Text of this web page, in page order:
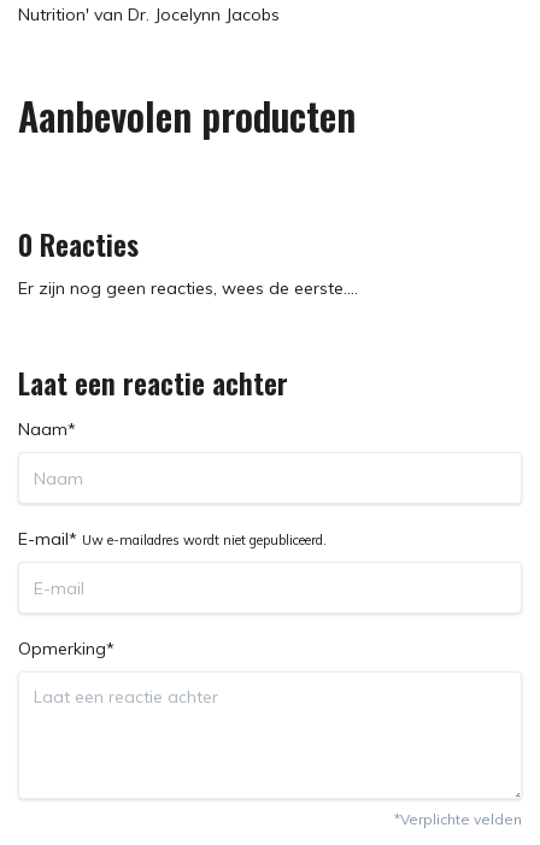
Nutrition' van Dr. Jocelynn Jacobs
Aanbevolen producten
0 Reacties
Er zijn nog geen reacties, wees de eerste....
Laat een reactie achter
Naam*
E-mail* Uw e-mailadres wordt niet gepubliceerd.
Opmerking*
*Verplichte velden